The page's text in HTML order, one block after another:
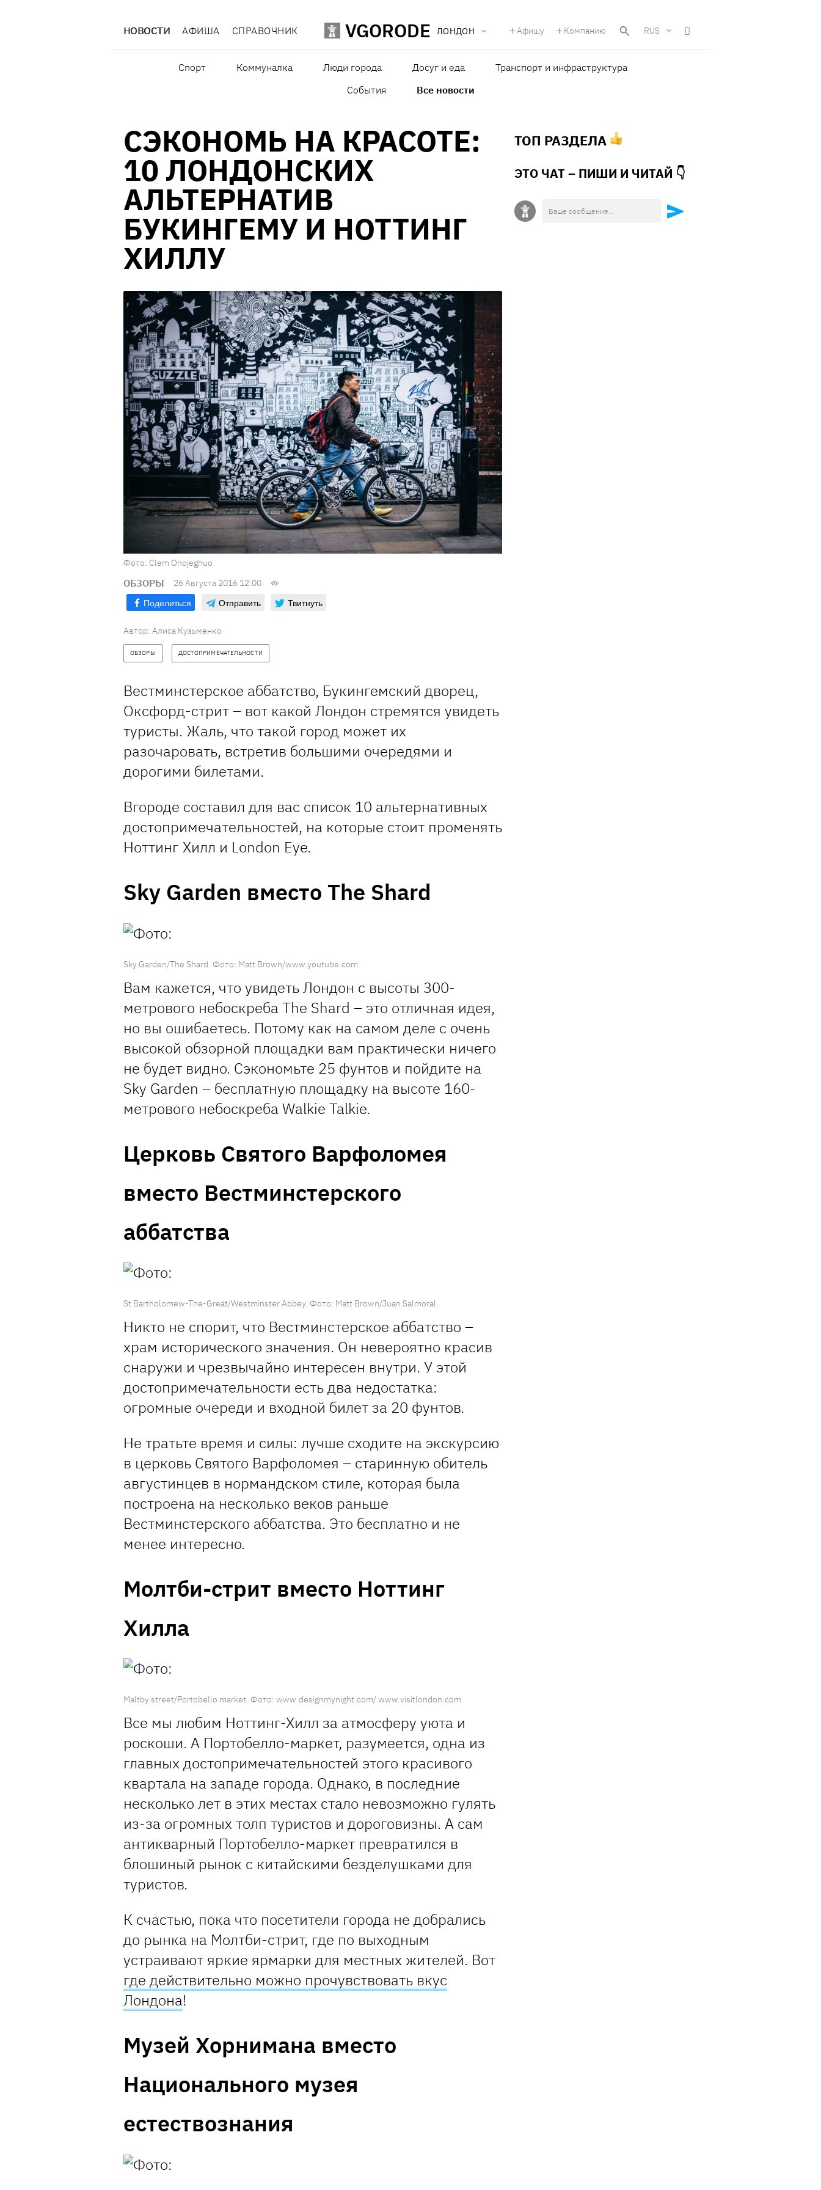
НОВОСТИ АФИША СПРАВОЧНИК VGORODE ЛОНДОН Афишу Компанию RUS
Спорт Коммуналка Люди города Досуг и еда
Транспорт и инфраструктура
События
Все новости
СЭКОНОМЬ НА КРАСОТЕ:
10 ЛОНДОНСКИХ
АЛЬТЕРНАТИВ
БУКИНГЕМУ И НОТТИНГ
ХИЛЛУ
Фото: Clem Onojeghuo
ОБЗОРЫ 26 Августа 2016 12:00
Поделиться Отправить Твитнуть
Автор: Алиса Кузьменко
ОБЗОРЫ ДОСТОПРИМЕЧАТЕЛЬНОСТИ
Вестминстерское аббатство, Букингемский дворец,
Оксфорд-стрит – вот какой Лондон стремятся увидеть
туристы. Жаль, что такой город может их
разочаровать, встретив большими очередями и
дорогими билетами.
Вгороде составил для вас список 10 альтернативных
достопримечательностей, на которые стоит променять
Ноттинг Хилл и London Eye.
Sky Garden вместо The Shard
Sky Garden/The Shard. Фото: Matt Brown/www.youtube.com
Вам кажется, что увидеть Лондон с высоты 300-
метрового небоскреба The Shard – это отличная идея,
но вы ошибаетесь. Потому как на самом деле с очень
высокой обзорной площадки вам практически ничего
не будет видно. Сэкономьте 25 фунтов и пойдите на
Sky Garden – бесплатную площадку на высоте 160-
метрового небоскреба Walkie Talkie.
Церковь Святого Варфоломея
вместо Вестминстерского
аббатства
St Bartholomew-The-Great/Westminster Abbey. Фото: Matt Brown/Juan Salmoral
Никто не спорит, что Вестминстерское аббатство –
храм исторического значения. Он невероятно красив
снаружи и чрезвычайно интересен внутри. У этой
достопримечательности есть два недостатка:
огромные очереди и входной билет за 20 фунтов.
Не тратьте время и силы: лучше сходите на экскурсию
в церковь Святого Варфоломея – старинную обитель
августинцев в нормандском стиле, которая была
построена на несколько веков раньше
Вестминстерского аббатства. Это бесплатно и не
менее интересно.
Молтби-стрит вместо Ноттинг
Хилла
Maltby street/Portobello market. Фото: www.designmynight.com/ www.visitlondon.com
Все мы любим Ноттинг-Хилл за атмосферу уюта и
роскоши. А Портобелло-маркет, разумеется, одна из
главных достопримечательностей этого красивого
квартала на западе города. Однако, в последние
несколько лет в этих местах стало невозможно гулять
из-за огромных толп туристов и дороговизны. А сам
антикварный Портобелло-маркет превратился в
блошиный рынок с китайскими безделушками для
туристов.
К счастью, пока что посетители города не добрались
до рынка на Молтби-стрит, где по выходным
устраивают яркие ярмарки для местных жителей. Вот
где действительно можно прочувствовать вкус
Лондона!
Музей Хорнимана вместо
Национального музея
естествознания
ТОП РАЗДЕЛА
ЭТО ЧАТ – ПИШИ И ЧИТАЙ 👇